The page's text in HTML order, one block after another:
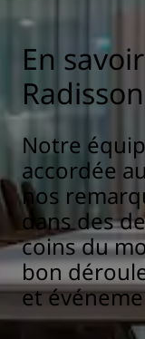
En
Notre
accordée
nos
dans des
coins du
bon
et